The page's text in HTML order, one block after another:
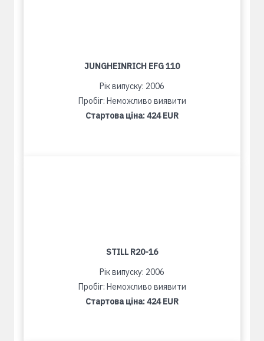
JUNGHEINRICH EFG 110
Рік випуску: 2006
Пробіг: Неможливо виявити
Стартова ціна:424 EUR
STILL R20-16
Рік випуску: 2006
Пробіг: Неможливо виявити
Стартова ціна:424 EUR